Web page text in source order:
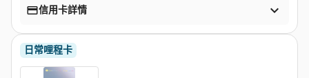
信用卡詳情 
日常哩程卡